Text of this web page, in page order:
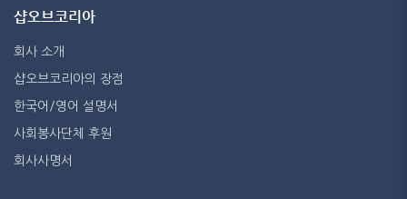
샵오브코리아
회사 소개
샵오브코리아의 장점
한국어/영어 설명서
사회봉사단체 후원
회사사명서